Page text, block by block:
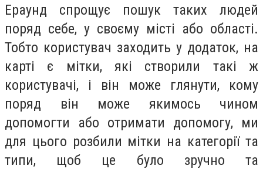
Ераунд спрощує пошук таких людей
поряд себе, у своєму місті або області.
Тобто користувач заходить у додаток, на
карті є мітки, які створили такі ж
користувачі, і він може глянути, кому
поряд він може якимось чином
допомогти або отримати допомогу, ми
для цього розбили мітки на категорії та
типи, щоб це було зручно та